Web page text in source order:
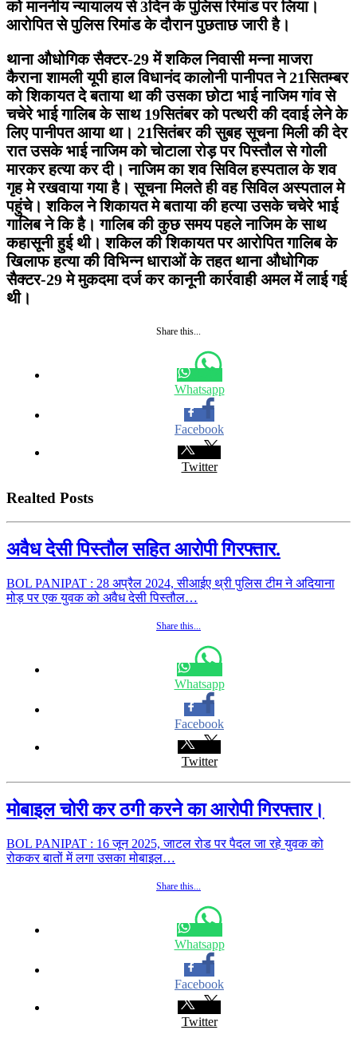
को माननीय न्यायालय से 3दिन के पुलिस रिमांड पर लिया।
आरोपित से पुलिस रिमांड के दौरान पुछताछ जारी है।
थाना औधोगिक सैक्टर-29 में शकिल निवासी मन्ना माजरा
कैराना शामली यूपी हाल विधानंद कालोनी पानीपत ने 21सितम्बर
को शिकायत दे बताया था की उसका छोटा भाई नाजिम गांव से
चचेरे भाई गालिब के साथ 19सितंबर को पत्थरी की दवाई लेने के
लिए पानीपत आया था। 21सितंबर की सुबह सूचना मिली की देर
रात उसके भाई नाजिम को चोटाला रोड़ पर पिस्तौल से गोली
मारकर हत्या कर दी। नाजिम का शव सिविल हस्पताल के शव
गृह मे रखवाया गया है। सूचना मिलते ही वह सिविल अस्पताल मे
पहुंचे। शकिल ने शिकायत मे बताया की हत्या उसके चचेरे भाई
गालिब ने कि है। गालिब की कुछ समय पहले नाजिम के साथ
कहासूनी हुई थी। शकिल की शिकायत पर आरोपित गालिब के
खिलाफ हत्या की विभिन्न धाराओं के तहत थाना औधोगिक
सैक्टर-29 मे मुकदमा दर्ज कर कानूनी कार्रवाही अमल में लाई गई
थी।
Share this...
Whatsapp
Facebook
Twitter
Realted Posts
अवैध देसी पिस्तौल सहित आरोपी गिरफ्तार.
BOL PANIPAT : 28 अप्रैल 2024, सीआईए थ्री पुलिस टीम ने अदियाना
मोड़ पर एक युवक को अवैध देसी पिस्तौल…
Share this...
Whatsapp
Facebook
Twitter
मोबाइल चोरी कर ठगी करने का आरोपी गिरफ्तार।
BOL PANIPAT : 16 जून 2025, जाटल रोड पर पैदल जा रहे युवक को
रोककर बातों में लगा उसका मोबाइल…
Share this...
Whatsapp
Facebook
Twitter